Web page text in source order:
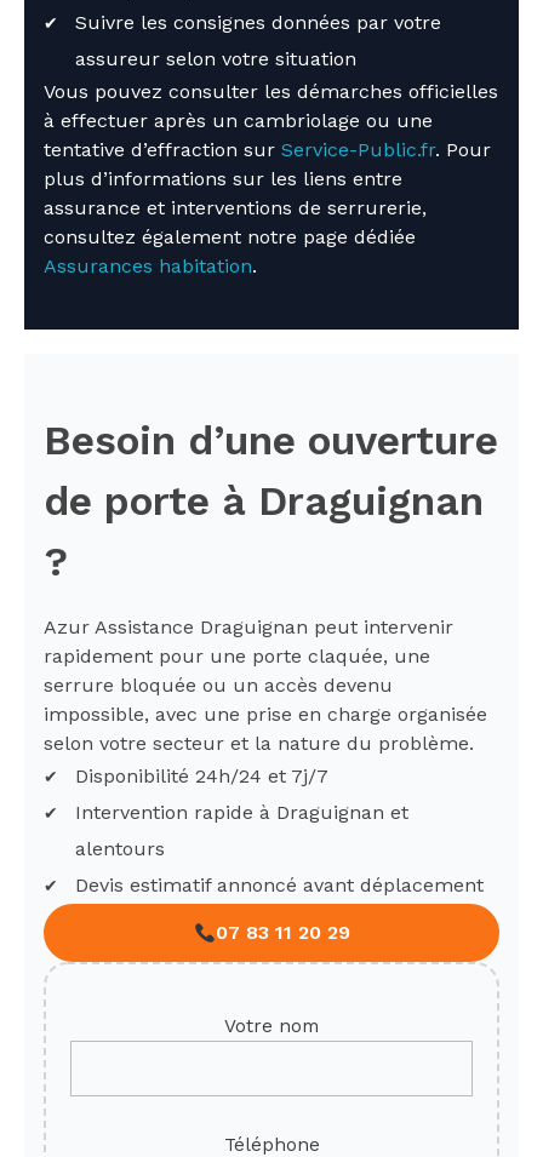
Suivre les consignes données par votre
assureur selon votre situation
Vous pouvez consulter les démarches officielles
à effectuer après un cambriolage ou une
tentative d’effraction sur Service-Public.fr. Pour
plus d’informations sur les liens entre
assurance et interventions de serrurerie,
consultez également notre page dédiée
Assurances habitation.
Besoin d’une ouverture
de porte à Draguignan
?
Azur Assistance Draguignan peut intervenir
rapidement pour une porte claquée, une
serrure bloquée ou un accès devenu
impossible, avec une prise en charge organisée
selon votre secteur et la nature du problème.
Disponibilité 24h/24 et 7j/7
Intervention rapide à Draguignan et
alentours
Devis estimatif annoncé avant déplacement
07 83 11 20 29
Votre nom
Téléphone